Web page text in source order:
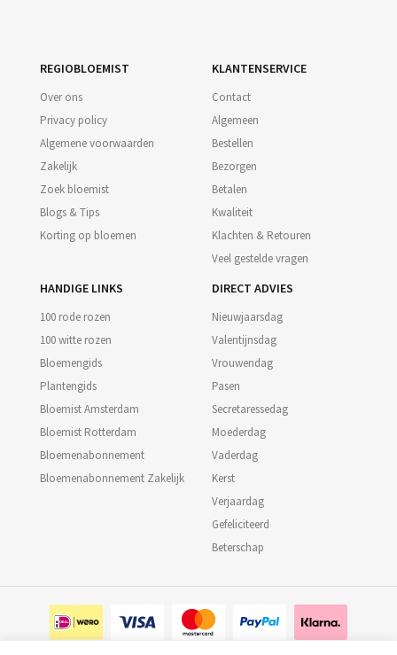
REGIOBLOEMIST
Over ons
Privacy policy
Algemene voorwaarden
Zakelijk
Zoek bloemist
Blogs & Tips
Korting op bloemen
KLANTENSERVICE
Contact
Algemeen
Bestellen
Bezorgen
Betalen
Kwaliteit
Klachten & Retouren
Veel gestelde vragen
HANDIGE LINKS
100 rode rozen
100 witte rozen
Bloemengids
Plantengids
Bloemist Amsterdam
Bloemist Rotterdam
Bloemenabonnement
Bloemenabonnement Zakelijk
DIRECT ADVIES
Nieuwjaarsdag
Valentijnsdag
Vrouwendag
Pasen
Secretaressedag
Moederdag
Vaderdag
Kerst
Verjaardag
Gefeliciteerd
Beterschap